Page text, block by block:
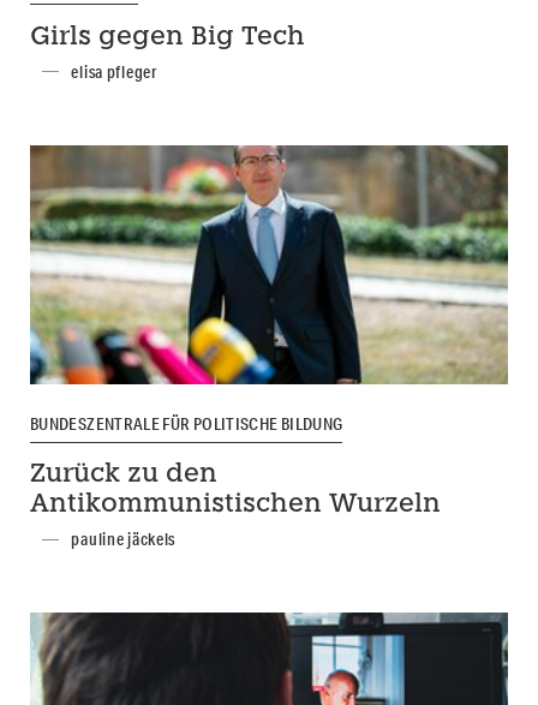
Girls gegen Big Tech
elisa pfleger
BUNDESZENTRALE FÜR POLITISCHE BILDUNG
Zurück zu den
Antikommunistischen Wurzeln
pauline jäckels